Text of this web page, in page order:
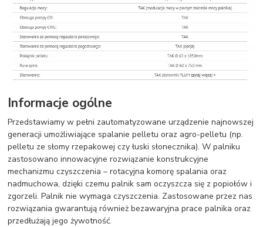
Informacje ogólne
Przedstawiamy w pełni zautomatyzowane urządzenie najnowszej
generacji umożliwiające spalanie pelletu oraz agro-pelletu (np.
pelletu ze słomy rzepakowej czy łuski słonecznika). W palniku
zastosowano innowacyjne rozwiązanie konstrukcyjne
mechanizmu czyszczenia – rotacyjna komorę spalania oraz
nadmuchowa, dzięki czemu palnik sam oczyszcza się z popiołów i
zgorzeli. Palnik nie wymaga czyszczenia. Zastosowane przez nas
rozwiązania gwarantują również bezawaryjna prace palnika oraz
przedłużają jego żywotność.